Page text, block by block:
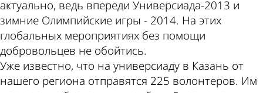
актуально, ведь впереди Универсиада-2013 и
зимние Олимпийские игры - 2014. На этих
глобальных мероприятиях без помощи
добровольцев не обойтись.
Уже известно, что на универсиаду в Казань от
нашего региона отправятся 225 волонтеров. Им